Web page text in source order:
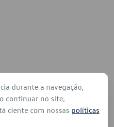
durante a navegação,
continuar no site,
ciente com nossas políticas